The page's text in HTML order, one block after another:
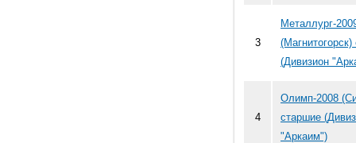
3
Металлург-
(Дивизион
4
Олимп-2008
старшие
"Аркаим")